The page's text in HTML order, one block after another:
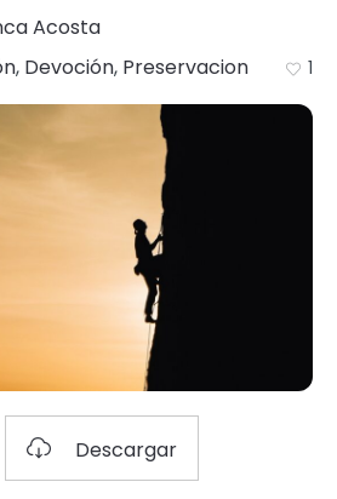
Acosta
, Devoción, Preservacion 1
Descargar